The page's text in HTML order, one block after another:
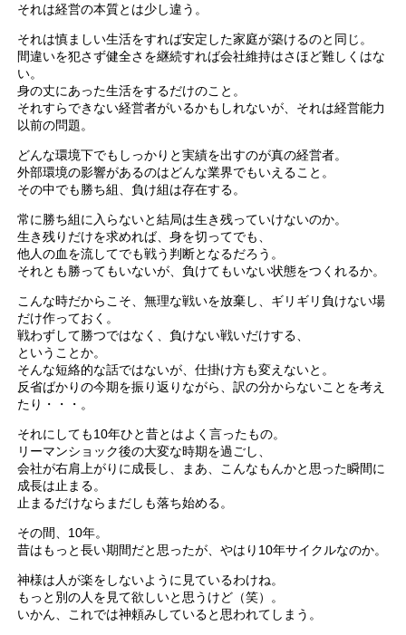
それは経営の本質とは少し違う。
それは慎ましい生活をすれば安定した家庭が築けるのと同じ。
間違いを犯さず健全さを継続すれば会社維持はさほど難しくはな
い。
身の丈にあった生活をするだけのこと。
それすらできない経営者がいるかもしれないが、それは経営能力
以前の問題。
どんな環境下でもしっかりと実績を出すのが真の経営者。
外部環境の影響があるのはどんな業界でもいえること。
その中でも勝ち組、負け組は存在する。
常に勝ち組に入らないと結局は生き残っていけないのか。
生き残りだけを求めれば、身を切ってでも、
他人の血を流してでも戦う判断となるだろう。
それとも勝ってもいないが、負けてもいない状態をつくれるか。
こんな時だからこそ、無理な戦いを放棄し、ギリギリ負けない場
だけ作っておく。
戦わずして勝つではなく、負けない戦いだけする、
ということか。
そんな短絡的な話ではないが、仕掛け方も変えないと。
反省ばかりの今期を振り返りながら、訳の分からないことを考え
たり・・・。
それにしても10年ひと昔とはよく言ったもの。
リーマンショック後の大変な時期を過ごし、
会社が右肩上がりに成長し、まあ、こんなもんかと思った瞬間に
成長は止まる。
止まるだけならまだしも落ち始める。
その間、10年。
昔はもっと長い期間だと思ったが、やはり10年サイクルなのか。
神様は人が楽をしないように見ているわけね。
もっと別の人を見て欲しいと思うけど（笑）。
いかん、これでは神頼みしていると思われてしまう。